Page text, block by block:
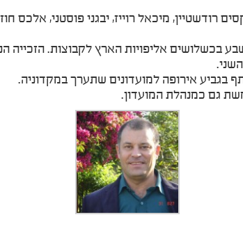
מיכאל רוייז, יבגני פוסטני, אלכס
בכשלושים אליפויות הארץ לקבוצות. הזכייה
בגביע אירופה למועדונים שתערך במקדוניה.
גם כמנהלת המועדון.